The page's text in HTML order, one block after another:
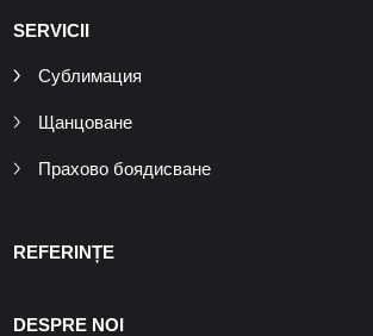
SERVICII
Сублимация
Щанцоване
Прахово боядисване
REFERINȚE
DESPRE NOI